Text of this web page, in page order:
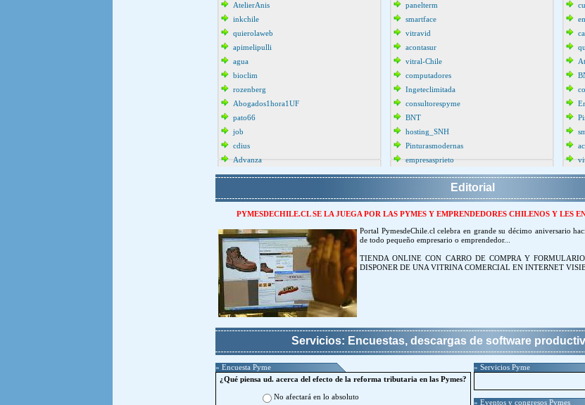
AtelierAnis
inkchile
quierolaweb
apimelipulli
agua
bioclim
rozenberg
Abogados1hora1UF
pato66
job
cdius
Advanza
panelterm
smartface
vitravid
acontasur
vitral-Chile
computadores
Ingeteclimitada
consultorespyme
BNT
hosting_SNH
Pinturasmodernas
empresasprieto
Editorial
PYMESDECHILE.CL SE LA JUEGA POR LAS PYMES Y EMPRENDEDORES CHILENOS Y LES
Portal PymesdeChile.cl celebra en grande su décimo aniversario
de todo pequeño empresario o emprendedor...
TIENDA ONLINE CON CARRO DE COMPRA Y
DISPONER DE UNA VITRINA COMERCIAL EN INTERNET
Servicios: Encuestas, descargas de software
» Encuesta Pyme
¿Qué piensa ud. acerca del efecto de la reforma tributaria en las Pymes?
No afectará en lo absoluto
» Servicios Pyme
» Eventos y congresos Pymes